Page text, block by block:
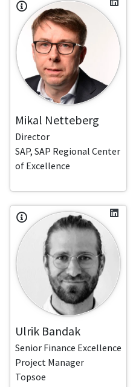
Mikal Netteberg
Director
SAP, SAP Regional Center
of Excellence
Ulrik Bandak
Senior Finance Excellence
Project Manager
Topsoe